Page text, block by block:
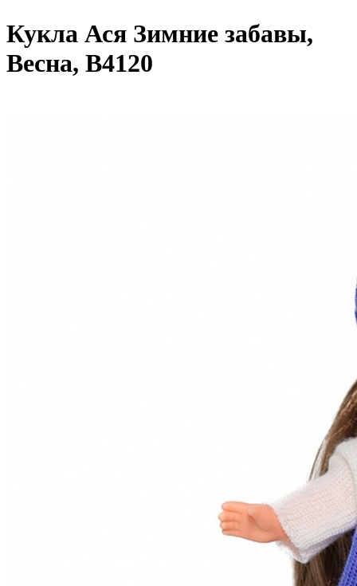
Кукла Ася Зимние забавы,
Весна, В4120